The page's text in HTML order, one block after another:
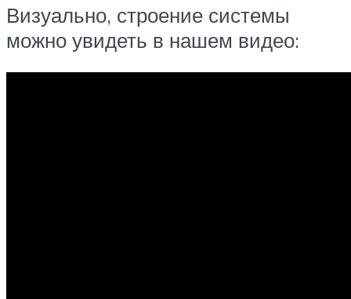
Визуально, строение системы
можно увидеть в нашем видео: